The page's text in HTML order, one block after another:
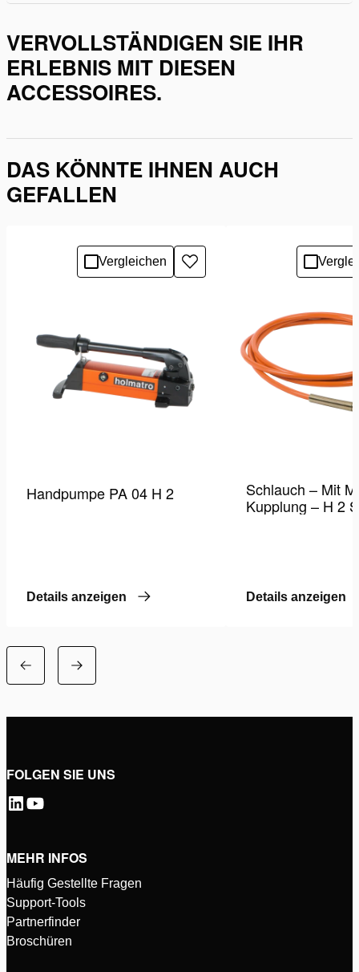
VERVOLLSTÄNDIGEN SIE IHR
ERLEBNIS MIT DIESEN
ACCESSOIRES.
DAS KÖNNTE IHNEN AUCH
GEFALLEN
Vergleichen
Zur
Wunschliste
Handpumpe PA 04 H 2
Details anzeigen
Schlauch – Mit
Kupplung – H 2
Details anzeigen
FOLGEN SIE UNS
MEHR INFOS
Häufig Gestellte Fragen
Support-Tools
Partnerfinder
Broschüren